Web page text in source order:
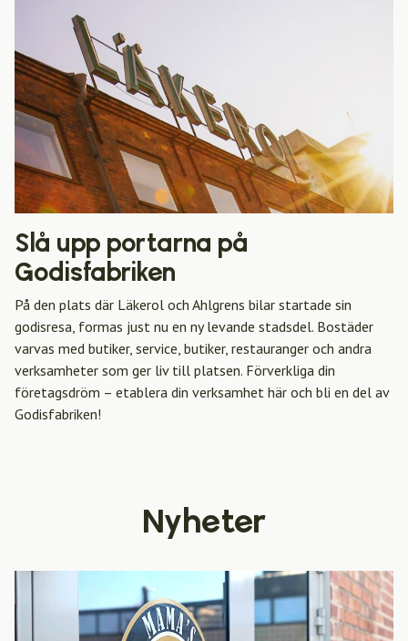
Slå upp portarna på
Godisfabriken
På den plats där Läkerol och Ahlgrens bilar startade sin
godisresa, formas just nu en ny levande stadsdel. Bostäder
varvas med butiker, service, butiker, restauranger och andra
verksamheter som ger liv till platsen. Förverkliga din
företagsdröm – etablera din verksamhet här och bli en del av
Godisfabriken!
Nyheter